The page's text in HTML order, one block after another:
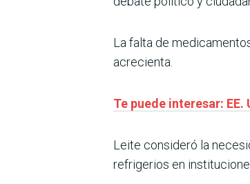
La falta de
acrecienta.
Te puede interesar:
Leite consideró la
refrigerios en